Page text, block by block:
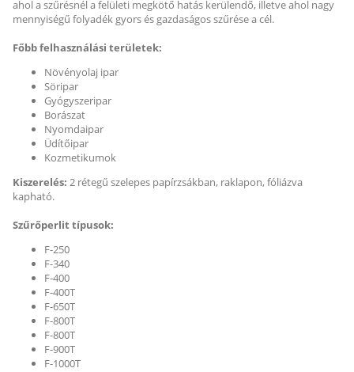
ahol a szűrésnél a felületi megkötő hatás kerülendő, illetve ahol nagy
mennyiségű folyadék gyors és gazdaságos szűrése a cél.
Főbb felhasználási területek:
Növényolaj ipar
Söripar
Gyógyszeripar
Borászat
Nyomdaipar
Üdítőipar
Kozmetikumok
Kiszerelés: 2 rétegű szelepes papírzsákban, raklapon, fóliázva
kapható.
Szűrőperlit típusok:
F-250
F-340
F-400
F-400T
F-650T
F-800T
F-800T
F-900T
F-1000T